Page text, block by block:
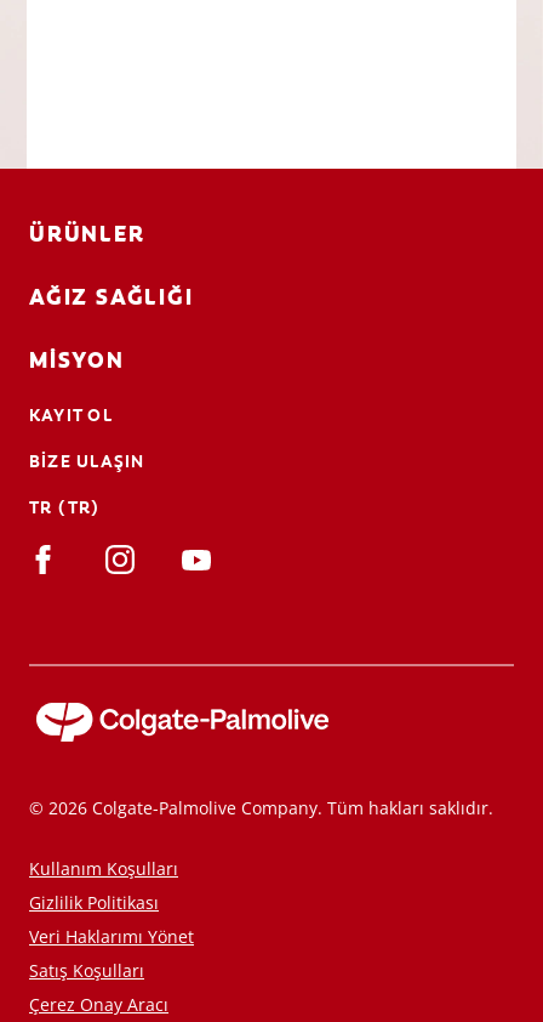
ÜRÜNLER
AĞIZ SAĞLIĞI
MISYON
KAYIT OL
BIZE ULAŞIN
TR (TR)
© 2026 Colgate-Palmolive Company. Tüm hakları saklıdır.
Kullanım Koşulları
Gizlilik Politikası
Veri Haklarımı Yönet
Satış Koşulları
Çerez Onay Aracı